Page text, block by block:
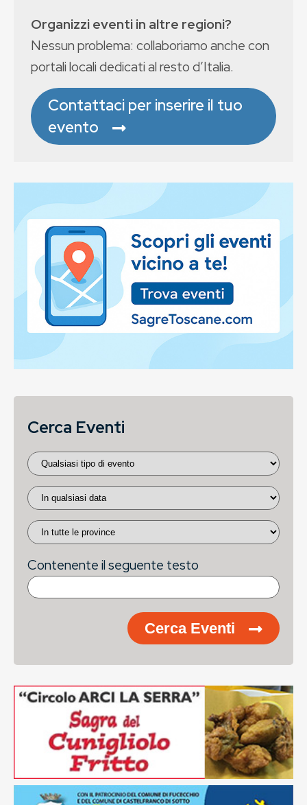
Organizzi eventi in altre regioni?
Nessun problema: collaboriamo anche con
portali locali dedicati al resto d’Italia.
Contattaci per inserire il tuo
evento
Cerca Eventi
Contenente il seguente testo
Cerca Eventi